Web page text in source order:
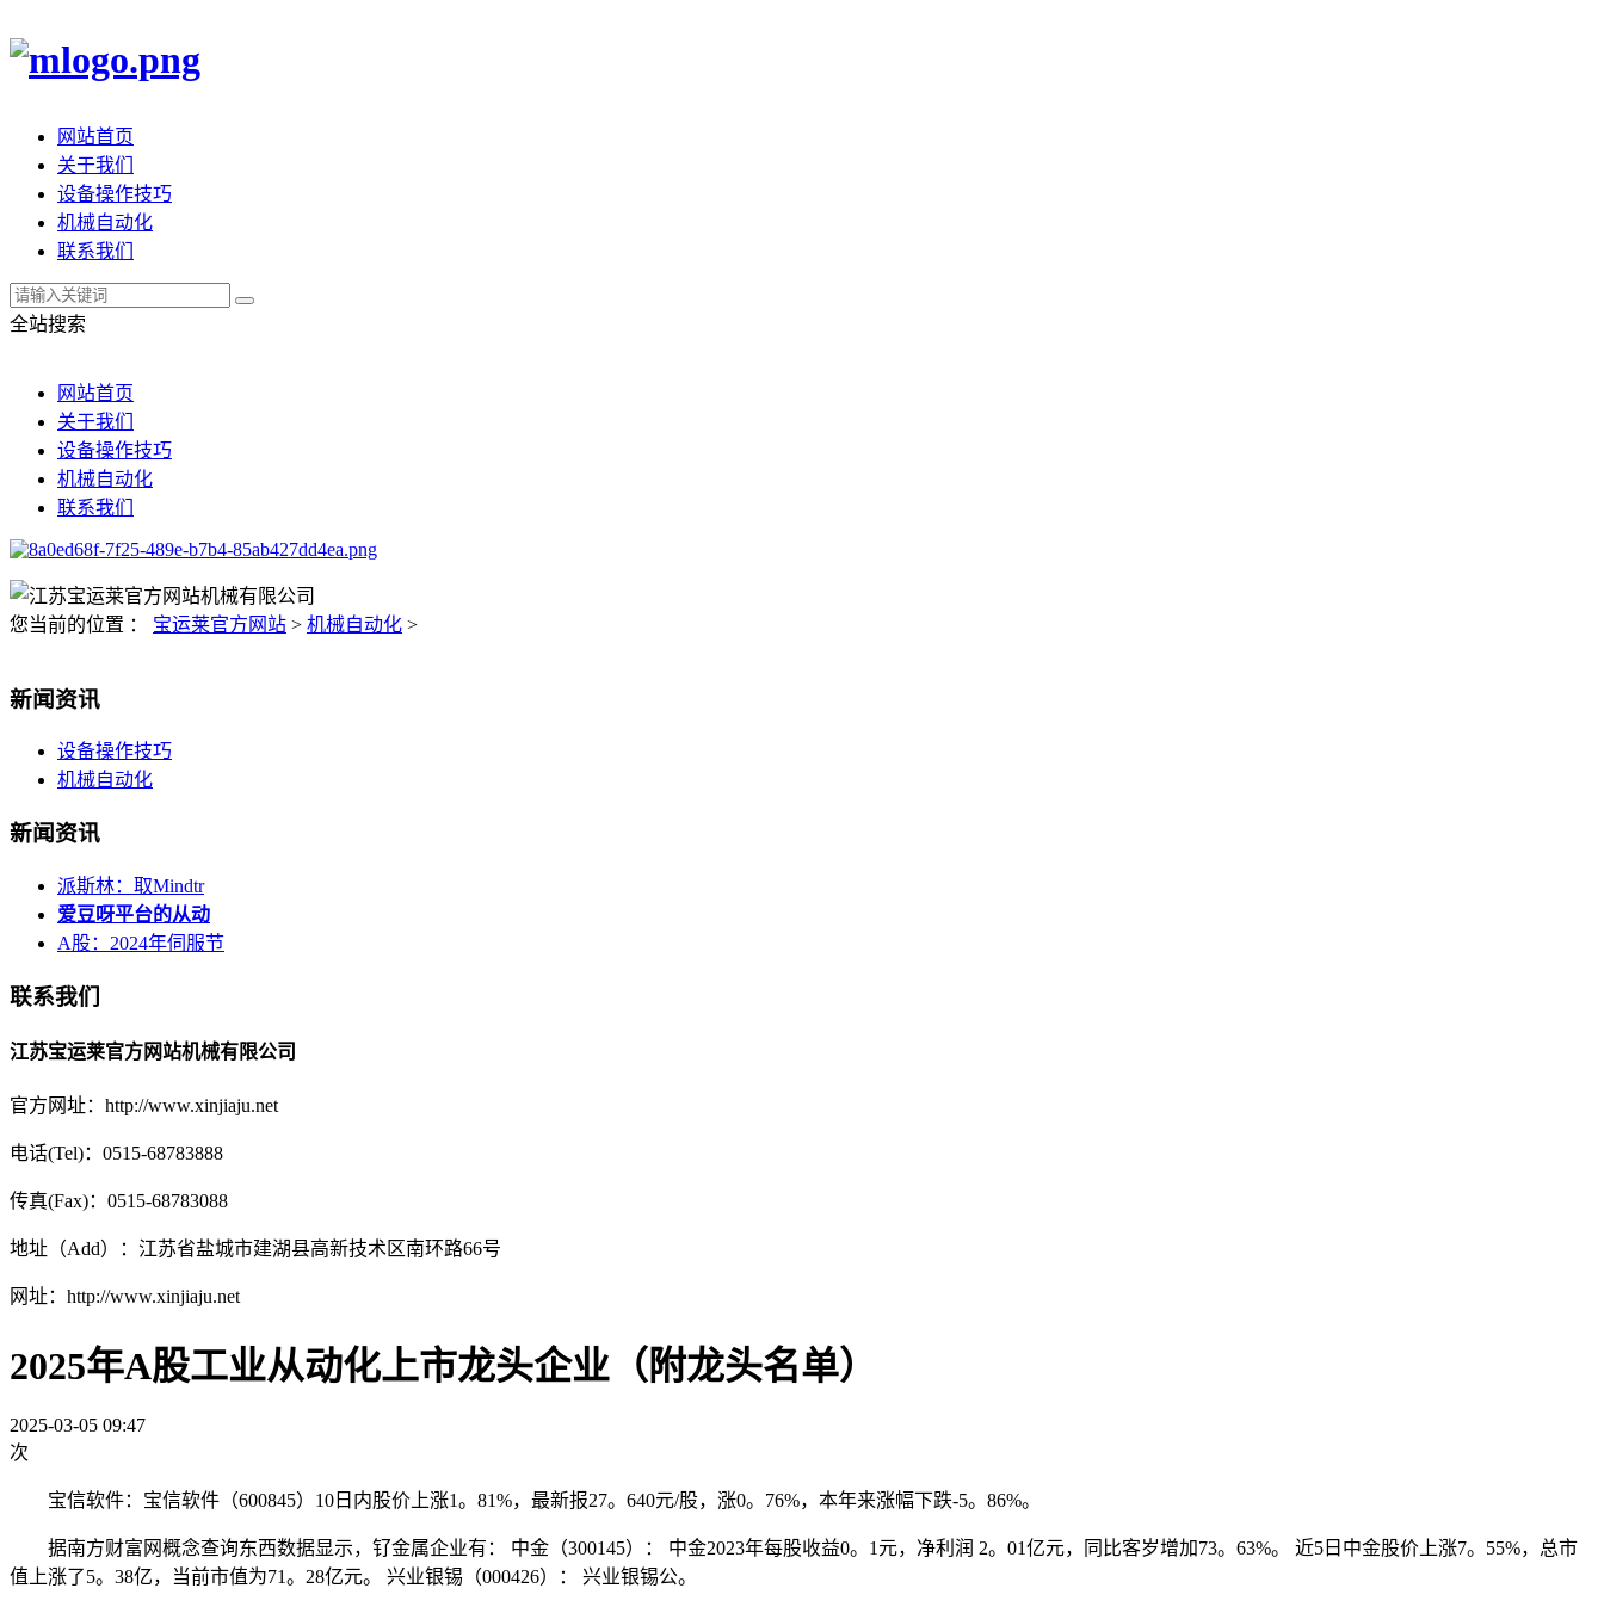
网站首页
关于我们
设备操作技巧
机械自动化
联系我们
全站搜索
网站首页
关于我们
设备操作技巧
机械自动化
联系我们
您当前的位置 ： 宝运莱官方网站 > 机械自动化 >
新闻资讯
设备操作技巧
机械自动化
新闻资讯
派斯林：取Mindtr
爱豆呀平台的从动
A股：2024年伺服节
联系我们
江苏宝运莱官方网站机械有限公司
官方网址：http://www.xinjiaju.net
电话(Tel)：0515-68783888
传真(Fax)：0515-68783088
地址（Add）：江苏省盐城市建湖县高新技术区南环路66号
网址：http://www.xinjiaju.net
2025年A股工业从动化上市龙头企业（附龙头名单）
2025-03-05 09:47
次
宝信软件：宝信软件（600845）10日内股价上涨1。81%，最新报27。640元/股，涨0。76%，本年来涨幅下跌-5。86%。
据南方财富网概念查询东西数据显示，钌金属企业有： 中金（300145）： 中金2023年每股收益0。1元，净利润 2。01亿元，同比客岁增加73。63%。 近5日中金股价上涨7。55%，总市
值上涨了5。38亿，当前市值为71。28亿元。 兴业银锡（000426）： 兴业银锡公。